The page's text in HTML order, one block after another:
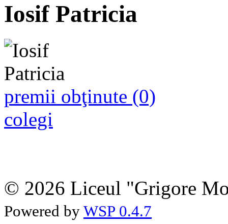
Iosif Patricia
premii obţinute (0)
colegi
© 2026 Liceul "Grigore
Powered by WSP 0.4.7